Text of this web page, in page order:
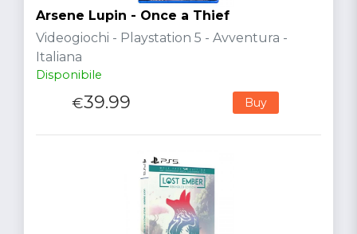
Arsene Lupin - Once a Thief
Videogiochi - Playstation 5 - Avventura -
Italiana
Disponibile
€39.99 Buy